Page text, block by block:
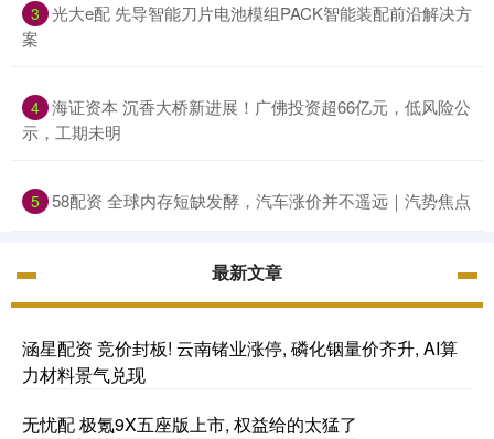
3 光大e配 先导智能刀片电池模组PACK智能装配前沿解决方
案
4 海证资本 沉香大桥新进展！广佛投资超66亿元，低风险公
示，工期未明
5 58配资 全球内存短缺发酵，汽车涨价并不遥远｜汽势焦点
最新文章
涵星配资 竞价封板! 云南锗业涨停, 磷化铟量价齐升, AI算
力材料景气兑现
无忧配 极氪9X五座版上市, 权益给的太猛了